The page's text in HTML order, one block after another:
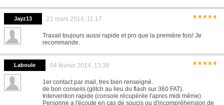
Jayz13 21 mars 2014, 11:17 *****
Travail toujours aussi rapide et pro que la première fois! Je
recommande.
Laboule 04 février 2014, 13:38 *****
1er contact par mail, tres bien renseigné.
de bon conseils (glitch au lieu du flash sur 360 FAT).
Intervention rapide (console récupérée l'apres midi même)
Personne a l'écoute en cas de soucis ou d'incompréhension de